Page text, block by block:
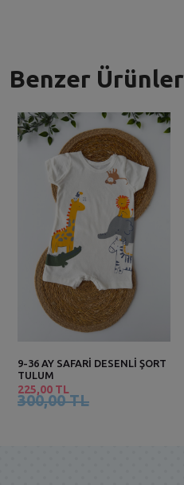
Benzer Ürünler
9-36 AY SAFARİ DESENLİ ŞORT
TULUM
225,00 TL
300,00 TL